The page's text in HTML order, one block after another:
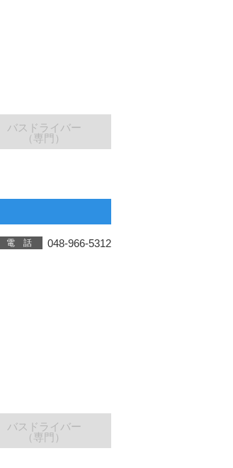
バスドライバー
（専門）
電 話 048-966-5312
バスドライバー
（専門）